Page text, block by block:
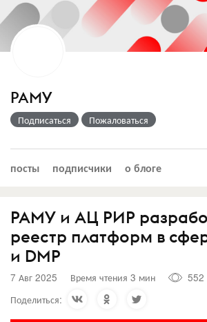
РАМУ
Подписаться Пожаловаться
посты подписчики о блоге
РАМУ и АЦ РИР
реестр платформ в
и DMP
7 Авг 2025 Время чтения 3 мин
552
Поделиться: